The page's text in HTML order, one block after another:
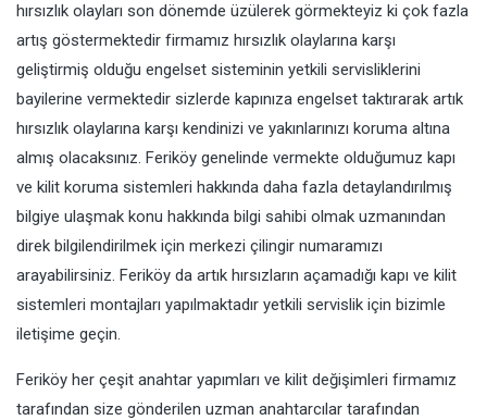
hırsızlık olayları son dönemde üzülerek görmekteyiz ki çok fazla
artış göstermektedir firmamız hırsızlık olaylarına karşı
geliştirmiş olduğu engelset sisteminin yetkili servisliklerini
bayilerine vermektedir sizlerde kapınıza engelset taktırarak artık
hırsızlık olaylarına karşı kendinizi ve yakınlarınızı koruma altına
almış olacaksınız. Feriköy genelinde vermekte olduğumuz kapı
ve kilit koruma sistemleri hakkında daha fazla detaylandırılmış
bilgiye ulaşmak konu hakkında bilgi sahibi olmak uzmanından
direk bilgilendirilmek için merkezi çilingir numaramızı
arayabilirsiniz. Feriköy da artık hırsızların açamadığı kapı ve kilit
sistemleri montajları yapılmaktadır yetkili servislik için bizimle
iletişime geçin.
Feriköy her çeşit anahtar yapımları ve kilit değişimleri firmamız
tarafından size gönderilen uzman anahtarcılar tarafından